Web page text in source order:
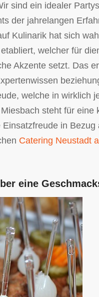
sind ein idealer
der jahrelangen
Kulinarik hat sich
welcher für
Akzente setzt. Das
welche in wirklich
steht für eine
in Bezug
Catering Neustadt
eine